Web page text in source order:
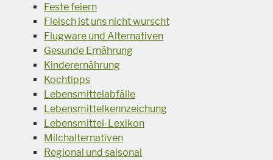
Feste feiern
Fleisch ist uns nicht wurscht
Flugware und Alternativen
Gesunde Ernährung
Kinderernährung
Kochtipps
Lebensmittelabfälle
Lebensmittelkennzeichung
Lebensmittel-Lexikon
Milchalternativen
Regional und saisonal